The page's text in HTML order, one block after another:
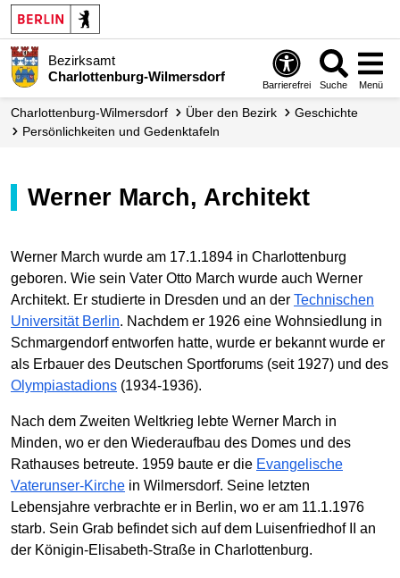
Bezirksamt
Charlottenburg-Wilmersdorf
Barrierefrei Suche Menü
Charlottenburg-Wilmersdorf Über den Bezirk
Geschichte
Persönlichkeiten und Gedenktafeln
Werner March, Architekt
Werner March wurde am 17.1.1894 in Charlottenburg
geboren. Wie sein Vater Otto March wurde auch Werner
Architekt. Er studierte in Dresden und an der Technischen
Universität Berlin. Nachdem er 1926 eine Wohnsiedlung in
Schmargendorf entworfen hatte, wurde er bekannt wurde er
als Erbauer des Deutschen Sportforums (seit 1927) und des
Olympiastadions (1934-1936).
Nach dem Zweiten Weltkrieg lebte Werner March in
Minden, wo er den Wiederaufbau des Domes und des
Rathauses betreute. 1959 baute er die Evangelische
Vaterunser-Kirche in Wilmersdorf. Seine letzten
Lebensjahre verbrachte er in Berlin, wo er am 11.1.1976
starb. Sein Grab befindet sich auf dem Luisenfriedhof II an
der Königin-Elisabeth-Straße in Charlottenburg.